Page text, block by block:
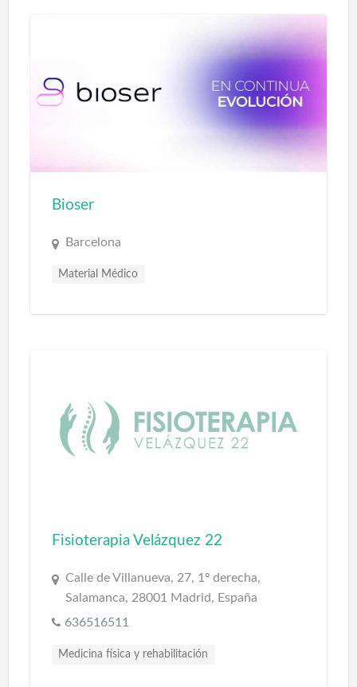
Tratamientos sin DOLOR hernias y
DOLOR…
Bioser
Barcelona
Material Médico
Fisioterapia Velázquez 22
Calle de Villanueva, 27, 1º derecha,
Salamanca, 28001 Madrid, España
636516511
Medicina física y rehabilitación